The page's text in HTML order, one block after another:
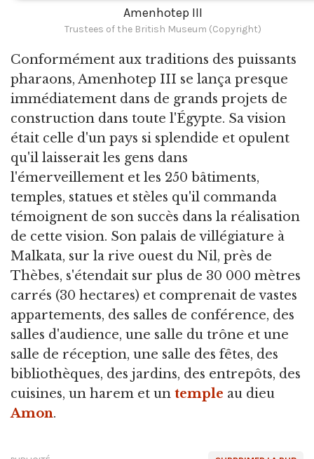
Amenhotep III
Trustees of the British Museum (Copyright)
Conformément aux traditions des puissants
pharaons, Amenhotep III se lança presque
immédiatement dans de grands projets de
construction dans toute l'Égypte. Sa vision
était celle d'un pays si splendide et opulent
qu'il laisserait les gens dans
l'émerveillement et les 250 bâtiments,
temples, statues et stèles qu'il commanda
témoignent de son succès dans la réalisation
de cette vision. Son palais de villégiature à
Malkata, sur la rive ouest du Nil, près de
Thèbes, s'étendait sur plus de 30 000 mètres
carrés (30 hectares) et comprenait de vastes
appartements, des salles de conférence, des
salles d'audience, une salle du trône et une
salle de réception, une salle des fêtes, des
bibliothèques, des jardins, des entrepôts, des
cuisines, un harem et un temple au dieu
Amon.